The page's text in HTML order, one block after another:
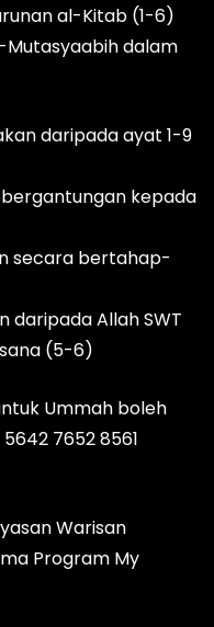
al-Kitab (1-6)
dalam
daripada ayat 1-9
kepada
secara bertahap-
daripada Allah SWT
(5-6)
Ummah boleh
7652 8561
Warisan
Program My